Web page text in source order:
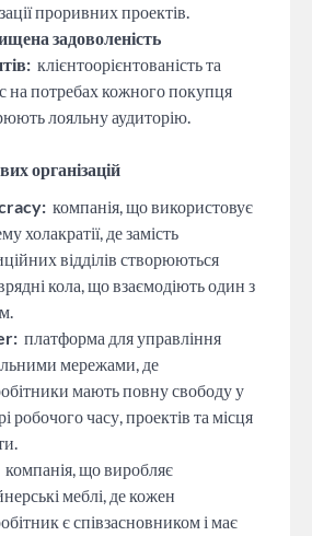
проривних проектів.
задоволеність
клієнтоорієнтованість та
на потребах кожного покупця
лояльну аудиторію.
організацій
компанія, що використовує
холакратії, де замість
відділів створюються
кола, що взаємодіють один з
платформа для управління
мережами, де
мають повну свободу у
робочого часу, проектів та місця
компанія, що виробляє
меблі, де кожен
є співзасновником і має